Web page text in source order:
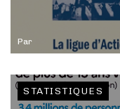
Par
STATISTIQUES